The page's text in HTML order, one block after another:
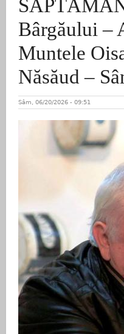
Bârgăului –
Muntele
Năsăud –
Sâm, 06/20/2026 - 09:51